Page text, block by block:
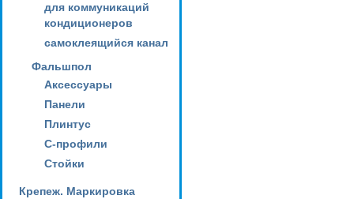
для коммуникаций
кондиционеров
самоклеящийся канал
Фальшпол
Аксессуары
Панели
Плинтус
С-профили
Стойки
Крепеж. Маркировка